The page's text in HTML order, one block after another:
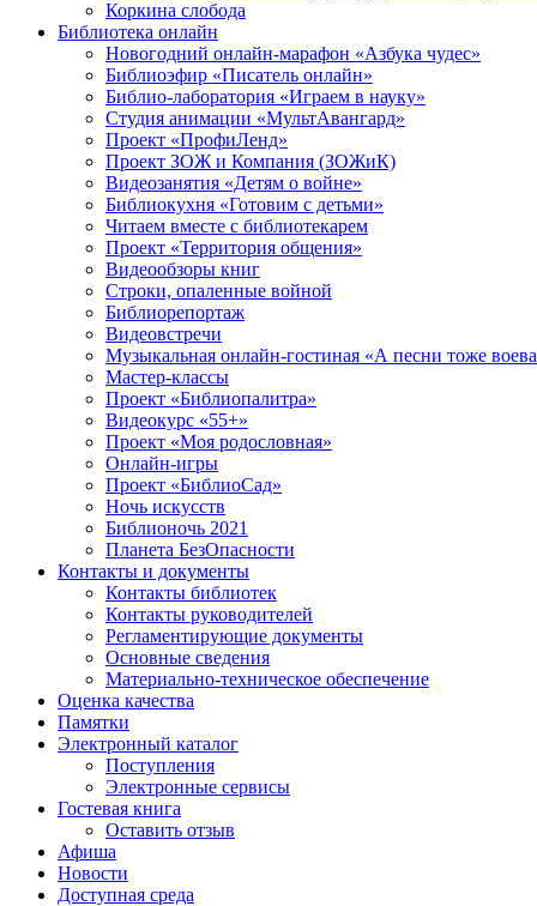
Коркина слобода
Библиотека онлайн
Новогодний онлайн-марафон «Азбука чудес»
Библиоэфир «Писатель онлайн»
Библио-лаборатория «Играем в науку»
Студия анимации «МультАвангард»
Проект «ПрофиЛенд»
Проект ЗОЖ и Компания (ЗОЖиК)
Видеозанятия «Детям о войне»
Библиокухня «Готовим с детьми»
Читаем вместе с библиотекарем
Проект «Территория общения»
Видеообзоры книг
Строки, опаленные войной
Библиорепортаж
Видеовстречи
Музыкальная онлайн-гостиная «А песни тоже
Мастер-классы
Проект «Библиопалитра»
Видеокурс «55+»
Проект «Моя родословная»
Онлайн-игры
Проект «БиблиоСад»
Ночь искусств
Библионочь 2021
Планета БезОпасности
Контакты и документы
Контакты библиотек
Контакты руководителей
Регламентирующие документы
Основные сведения
Материально-техническое обеспечение
Оценка качества
Памятки
Электронный каталог
Поступления
Электронные сервисы
Гостевая книга
Оставить отзыв
Афиша
Новости
Доступная среда